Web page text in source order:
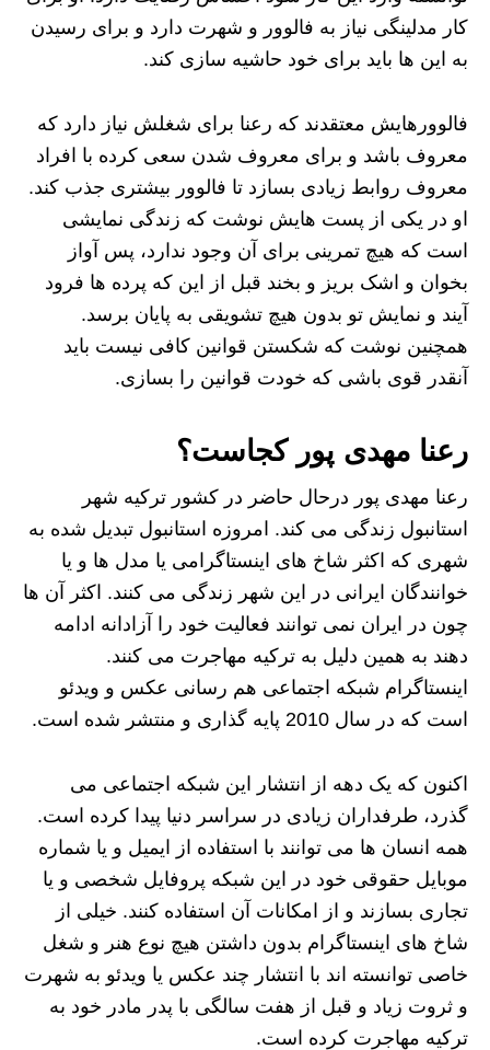
کار مدلینگی نیاز به فالوور و شهرت دارد و برای رسیدن
به این ها باید برای خود حاشیه سازی کند.
فالوورهایش معتقدند که رعنا برای شغلش نیاز دارد که
معروف باشد و برای معروف شدن سعی کرده با افراد
معروف روابط زیادی بسازد تا فالوور بیشتری جذب کند.
او در یکی از پست هایش نوشت که زندگی نمایشی
است که هیچ تمرینی برای آن وجود ندارد، پس آواز
بخوان و اشک بریز و بخند قبل از این که پرده ها فرود
آیند و نمایش تو بدون هیچ تشویقی به پایان برسد.
همچنین نوشت که شکستن قوانین کافی نیست باید
آنقدر قوی باشی که خودت قوانین را بسازی.
رعنا مهدی پور کجاست؟
رعنا مهدی پور درحال حاضر در کشور ترکیه شهر
استانبول زندگی می کند. امروزه استانبول تبدیل شده به
شهری که اکثر شاخ های اینستاگرامی یا مدل ها و یا
خوانندگان ایرانی در این شهر زندگی می کنند. اکثر آن ها
چون در ایران نمی توانند فعالیت خود را آزادانه ادامه
دهند به همین دلیل به ترکیه مهاجرت می کنند.
اینستاگرام شبکه اجتماعی هم رسانی عکس و ویدئو
است که در سال 2010 پایه گذاری و منتشر شده است.
اکنون که یک دهه از انتشار این شبکه اجتماعی می
گذرد، طرفداران زیادی در سراسر دنیا پیدا کرده است.
همه انسان ها می توانند با استفاده از ایمیل و یا شماره
موبایل حقوقی خود در این شبکه پروفایل شخصی و یا
تجاری بسازند و از امکانات آن استفاده کنند. خیلی از
شاخ های اینستاگرام بدون داشتن هیچ نوع هنر و شغل
خاصی توانسته اند با انتشار چند عکس یا ویدئو به شهرت
و ثروت زیاد و قبل از هفت سالگی با پدر مادر خود به
ترکیه مهاجرت کرده است.